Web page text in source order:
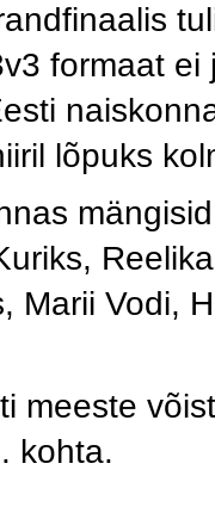
formaat
lõpuks
Marii Vodi,
meeste
kohta.